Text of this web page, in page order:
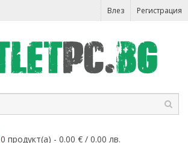
Влез Регистрация
0 продукт(а) - 0.00 € / 0.00 лв.